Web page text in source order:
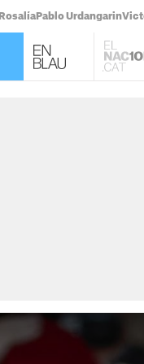
Rosalía Pablo Urdangarin